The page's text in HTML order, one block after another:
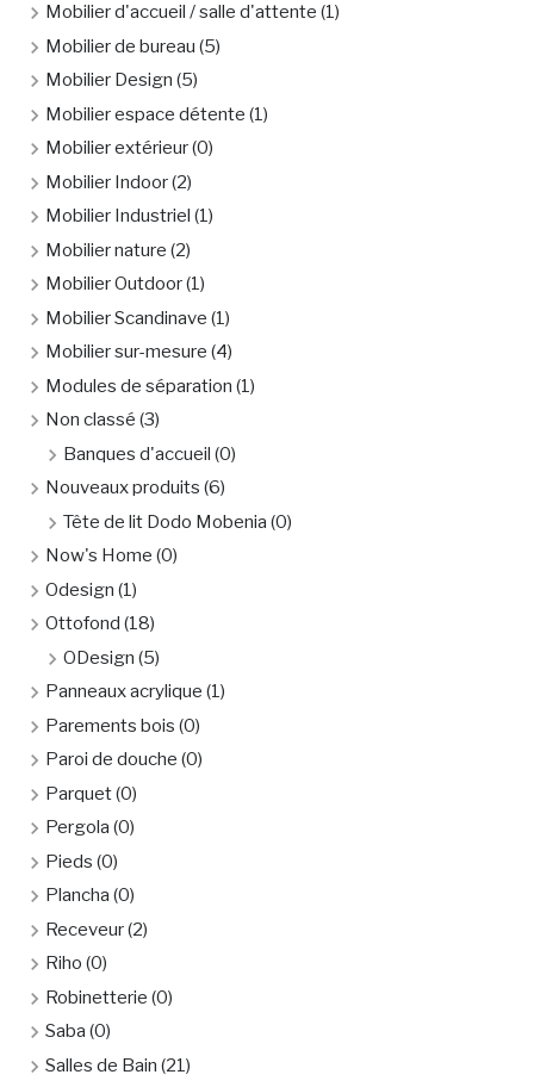
Mobilier d'accueil / salle d'attente (1)
Mobilier de bureau (5)
Mobilier Design (5)
Mobilier espace détente (1)
Mobilier extérieur(0)
Mobilier Indoor(2)
Mobilier Industriel (1)
Mobilier nature (2)
Mobilier Outdoor(1)
Mobilier Scandinave (1)
Mobilier sur-mesure (4)
Modules de séparation (1)
Non classé (3)
Banques d'accueil (0)
Nouveaux produits (6)
Tête de lit Dodo Mobenia (0)
Now's Home (0)
Odesign (1)
Ottofond (18)
ODesign (5)
Panneaux acrylique (1)
Parements bois (0)
Paroi de douche (0)
Parquet(0)
Pergola (0)
Pieds (0)
Plancha (0)
Receveur(2)
Riho (0)
Robinetterie (0)
Saba (0)
Salles de Bain (21)